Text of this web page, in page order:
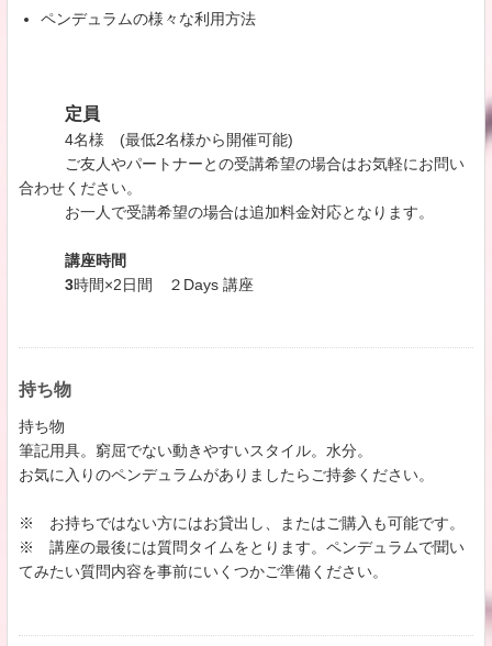
ペンデュラムの様々な利用方法
定員
4名様 (最低2名様から開催可能)
ご友人やパートナーとの受講希望の場合はお気軽にお問い
合わせください。
お一人で受講希望の場合は追加料金対応となります。
講座時間
3時間×2日間 ２Days 講座
持ち物
​持ち物
筆記用具。窮屈でない動きやすいスタイル。水分。
お気に入りのペンデュラムがありましたらご持参ください。
※ お持ちではない方にはお貸出し、またはご購入も可能です。
​※ 講座の最後には質問タイムをとります。ペンデュラムで聞い
てみたい質問内容を事前にいくつかご準備ください。